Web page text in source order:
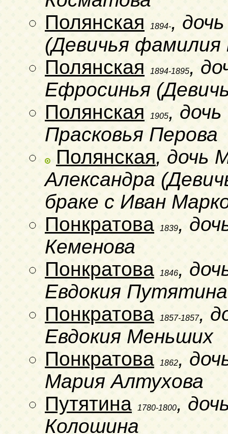
Полянская
1894-,
(Девичья фамилия
Полянская
1894-1895,
Ефросинья
Полянская
1905,
Прасковья Перова
Полянская, дочь
Александра
браке с Иван
Понкратова
1839,
Кеменова
Понкратова
1846,
Евдокия Путятина
Понкратова
1857-1857,
Евдокия Меньших
Понкратова
1862,
Мария Алтухова
Путятина
1780-1800,
Колошина